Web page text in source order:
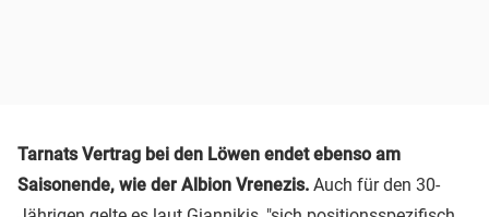
Tarnats Vertrag bei den Löwen endet ebenso am
Saisonende, wie der Albion Vrenezis. Auch für den 30-